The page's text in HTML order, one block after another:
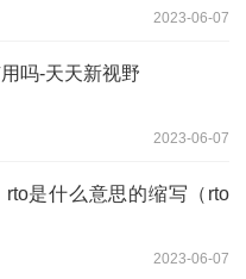
2023-06-07
吗-天天新视野
2023-06-07
是什么意思的缩写（rto
2023-06-07